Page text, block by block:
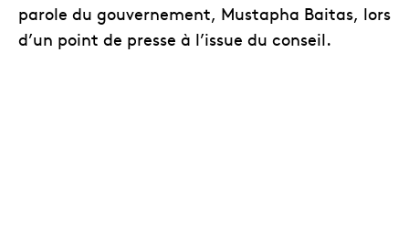
parole du gouvernement, Mustapha Baitas, lors
d’un point de presse à l’issue du conseil.